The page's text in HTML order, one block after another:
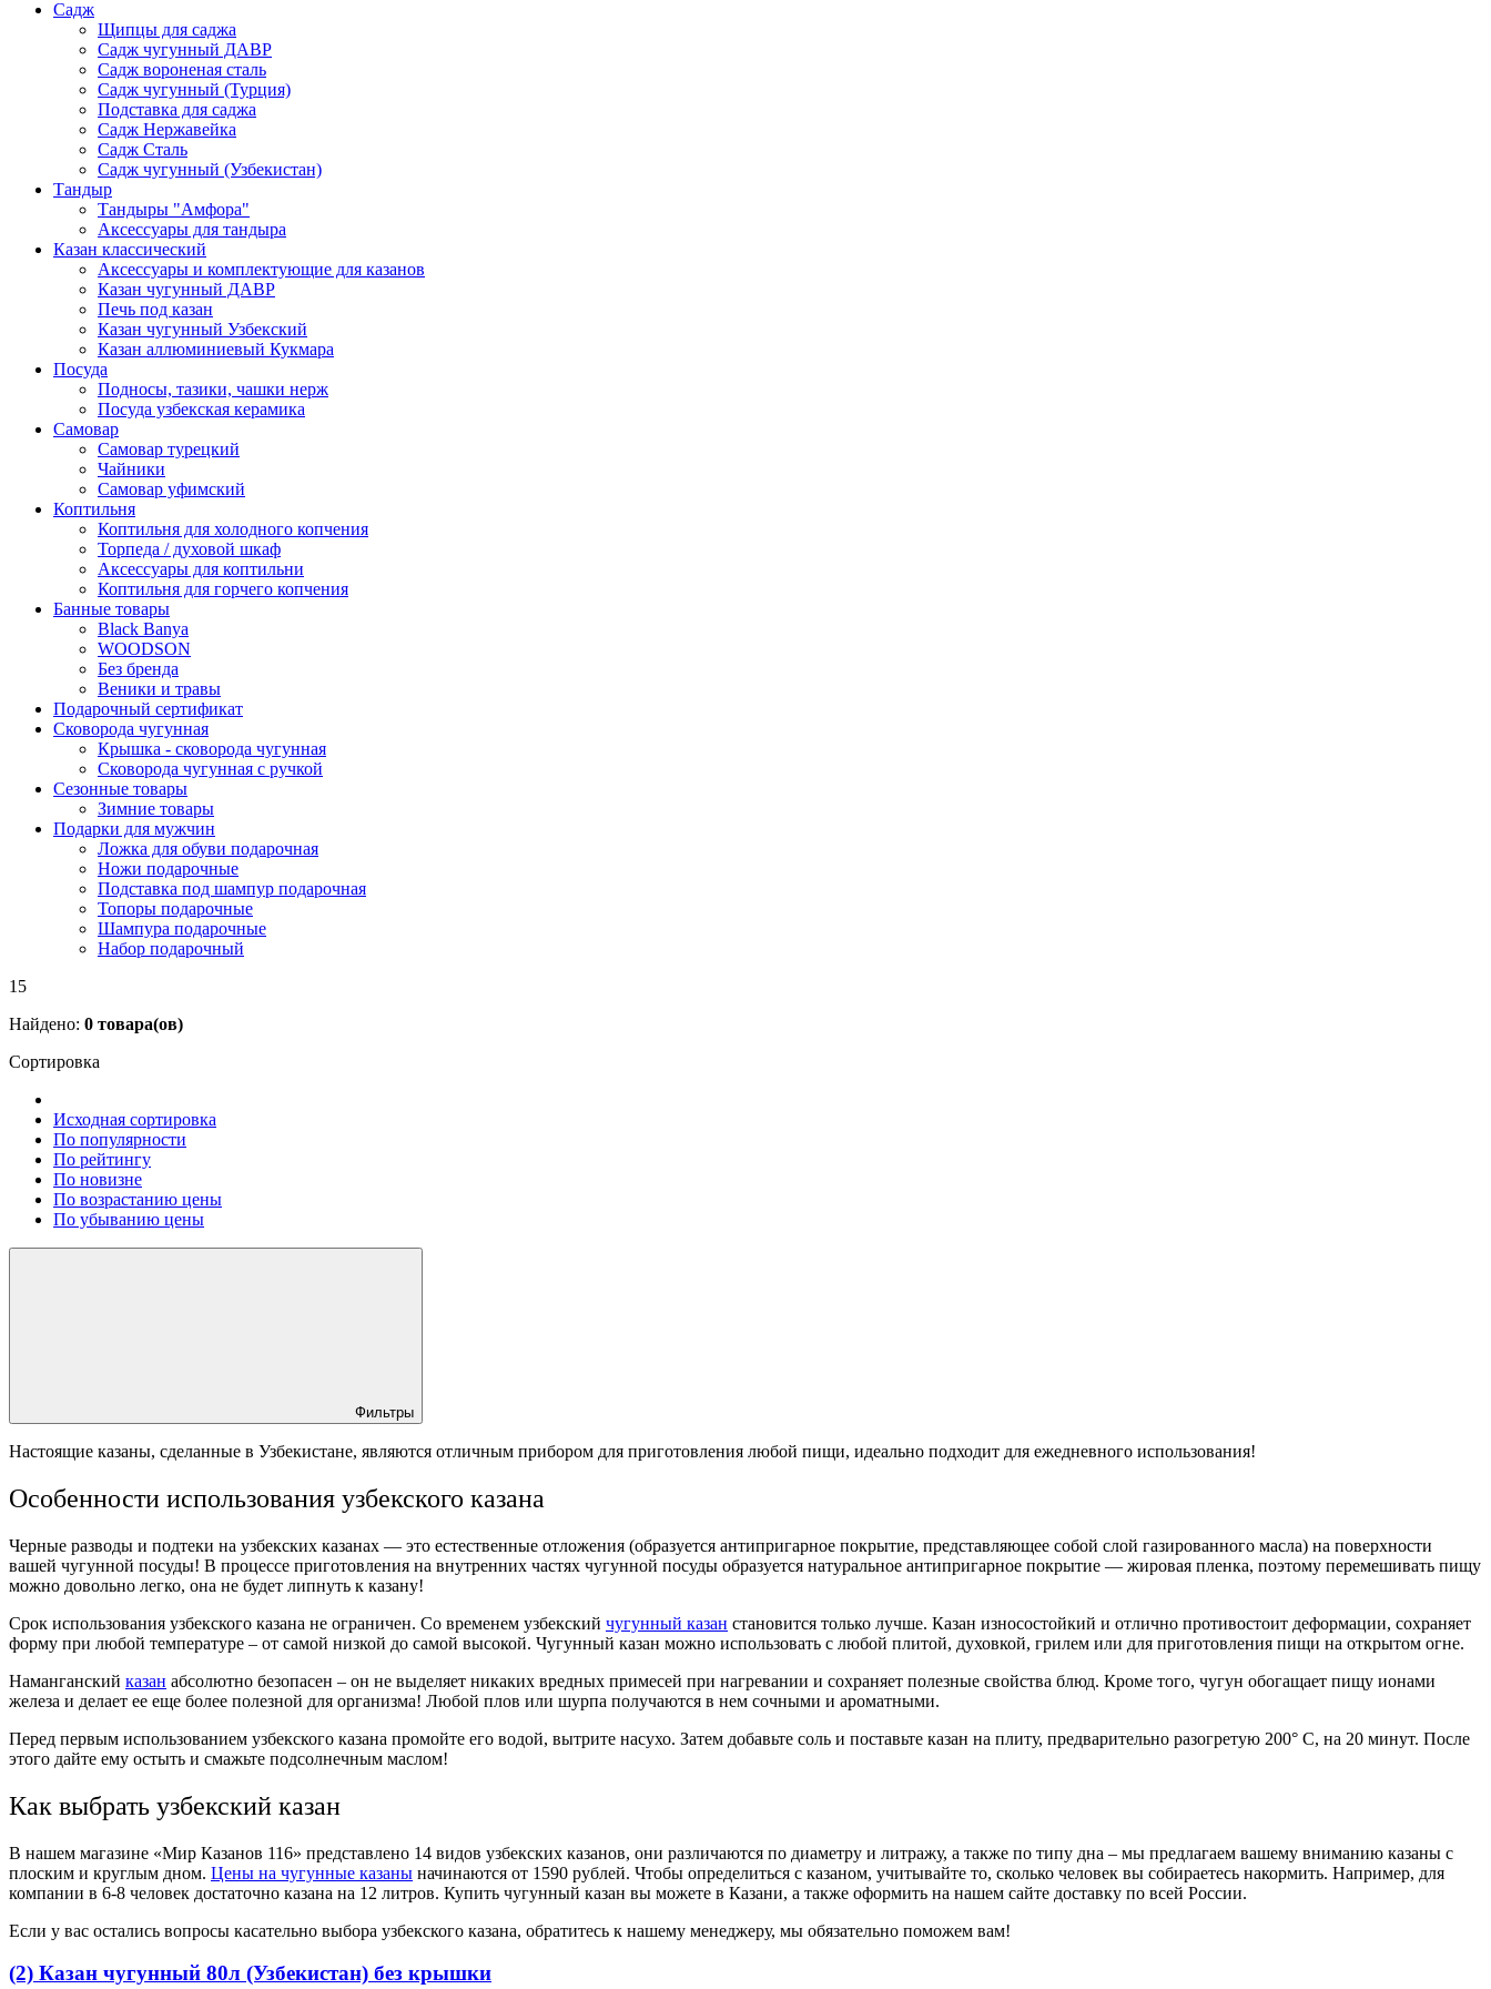
Садж
Щипцы для саджа
Садж чугунный ДАВР
Садж вороненая сталь
Садж чугунный (Турция)
Подставка для саджа
Садж Нержавейка
Садж Сталь
Садж чугунный (Узбекистан)
Тандыр
Тандыры "Амфора"
Аксессуары для тандыра
Казан классический
Аксессуары и комплектующие для казанов
Казан чугунный ДАВР
Печь под казан
Казан чугунный Узбекский
Казан аллюминиевый Кукмара
Посуда
Подносы, тазики, чашки нерж
Посуда узбекская керамика
Самовар
Самовар турецкий
Чайники
Самовар уфимский
Коптильня
Коптильня для холодного копчения
Торпеда / духовой шкаф
Аксессуары для коптильни
Коптильня для горчего копчения
Банные товары
Black Banya
WOODSON
Без бренда
Веники и травы
Подарочный сертификат
Сковорода чугунная
Крышка - сковорода чугунная
Сковорода чугунная с ручкой
Сезонные товары
Зимние товары
Подарки для мужчин
Ложка для обуви подарочная
Ножи подарочные
Подставка под шампур подарочная
Топоры подарочные
Шампура подарочные
Набор подарочный
15
Найдено: 0 товара(ов)
Сортировка
Исходная сортировка
По популярности
По рейтингу
По новизне
По возрастанию цены
По убыванию цены
Фильтры
Настоящие казаны, сделанные в Узбекистане, являются отличным прибором для приготовления любой пищи, идеально подходит для ежедневного использования!
Особенности использования узбекского казана
Черные разводы и подтеки на узбекских казанах — это естественные отложения (образуется антипригарное покрытие, представляющее собой слой газированного масла) на поверхности
вашей чугунной посуды! В процессе приготовления на внутренних частях чугунной посуды образуется натуральное антипригарное покрытие — жировая пленка, поэтому перемешивать пищу
можно довольно легко, она не будет липнуть к казану!
Срок использования узбекского казана не ограничен. Со временем узбекский чугунный казан становится только лучше. Казан износостойкий и отлично противостоит деформации, сохраняет
форму при любой температуре – от самой низкой до самой высокой. Чугунный казан можно использовать с любой плитой, духовкой, грилем или для приготовления пищи на открытом огне.
Наманганский казан абсолютно безопасен – он не выделяет никаких вредных примесей при нагревании и сохраняет полезные свойства блюд. Кроме того, чугун обогащает пищу ионами
железа и делает ее еще более полезной для организма! Любой плов или шурпа получаются в нем сочными и ароматными.
Перед первым использованием узбекского казана промойте его водой, вытрите насухо. Затем добавьте соль и поставьте казан на плиту, предварительно разогретую 200° C, на 20 минут. После
этого дайте ему остыть и смажьте подсолнечным маслом!
Как выбрать узбекский казан
В нашем магазине «Мир Казанов 116» представлено 14 видов узбекских казанов, они различаются по диаметру и литражу, а также по типу дна – мы предлагаем вашему вниманию казаны с
плоским и круглым дном. Цены на чугунные казаны начинаются от 1590 рублей. Чтобы определиться с казаном, учитывайте то, сколько человек вы собираетесь накормить. Например, для
компании в 6-8 человек достаточно казана на 12 литров. Купить чугунный казан вы можете в Казани, а также оформить на нашем сайте доставку по всей России.
Если у вас остались вопросы касательно выбора узбекского казана, обратитесь к нашему менеджеру, мы обязательно поможем вам!
(2) Казан чугунный 80л (Узбекистан) без крышки